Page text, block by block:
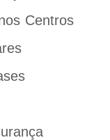
Centros